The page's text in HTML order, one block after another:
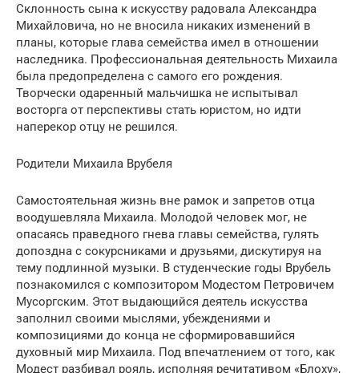
Склонность сына к искусству радовала Александра
Михайловича, но не вносила никаких изменений в
планы, которые глава семейства имел в отношении
наследника. Профессиональная деятельность Михаила
была предопределена с самого его рождения.
Творчески одаренный мальчишка не испытывал
восторга от перспективы стать юристом, но идти
наперекор отцу не решился.
Родители Михаила Врубеля
Самостоятельная жизнь вне рамок и запретов отца
воодушевляла Михаила. Молодой человек мог, не
опасаясь праведного гнева главы семейства, гулять
допоздна с сокурсниками и друзьями, дискутируя на
тему подлинной музыки. В студенческие годы Врубель
познакомился с композитором Модестом Петровичем
Мусоргским. Этот выдающийся деятель искусства
заполнил своими мыслями, убеждениями и
композициями до конца не сформировавшийся
духовный мир Михаила. Под впечатлением от того, как
Модест разбивал рояль, исполняя речитативом «Блоху»,